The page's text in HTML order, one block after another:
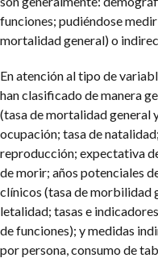
funciones; pudiéndose
mortalidad general) o
En atención al tipo de
han clasificado de manera
(tasa de mortalidad general
ocupación; tasa de
reproducción; expectativa
de morir; años potenciales
clínicos (tasa de morbilidad
letalidad; tasas e
de funciones); y medidas
por persona, consumo de